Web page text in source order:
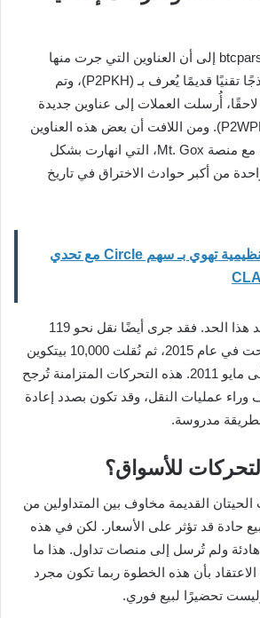
btcparser إلى أن العناوين التي جرت منها
التحويلات تستخدم نموذجًا تقنيًا قديمًا يُعرف بـ (P2PKH)، وتم
في عام 2011. لاحقًا، أُرسلت العملات إلى عناوين جديدة
أكثر تطورًا من نوع (P2WPKH). ومن اللافت أن بعض هذه العناوين
سبق أن أجرت تعاملات مع منصة Mt. Gox، التي انهارت بشكل
2014 بعد واحدة من أكبر حوادث الاختراق في تاريخ
ضغوط تنظيمية تهوي بـ سهم Circle مع تحدي
لم تتوقف التحركات عند هذا الحد. فقد جرى أيضًا نقل نحو 119
بيتكوين من محفظة فتحت في عام 2015، ثم نُقلت 10,000 بيتكوين
أخرى من عنوان يعود إلى مايو 2011. هذه التحركات المتزامنة تُرجح
عمليات النقل، وقد تكون بصدد إعادة
مدروسة.
للأسواق؟
الحيتان القديمة مخاوف بين المتداولين من
حادة قد تؤثر على الأسعار. لكن في هذه
هادئة ولم تُرسل إلى منصات تداول. هذا ما
بأن هذه الخطوة ربما تكون مجرد
تحضيرًا لبيع فوري.